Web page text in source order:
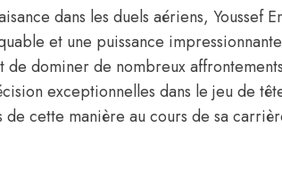
dans les duels aériens, Youssef
et une puissance
dominer de nombreux
exceptionnelles dans le jeu de
de cette manière au cours de sa